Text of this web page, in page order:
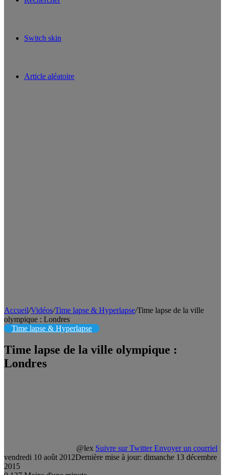
Switch skin
Article aléatoire
Accueil/Vidéos/Time lapse & Hyperlapse/Time lapse de la ville
olympique : Londres
Time lapse & Hyperlapse
Time lapse de la ville olympique :
Londres
@lex Suivre sur Twitter Envoyer un courriel
vendredi 10 août 2012Dernière mise à jour: dimanche 13 décembre
2015